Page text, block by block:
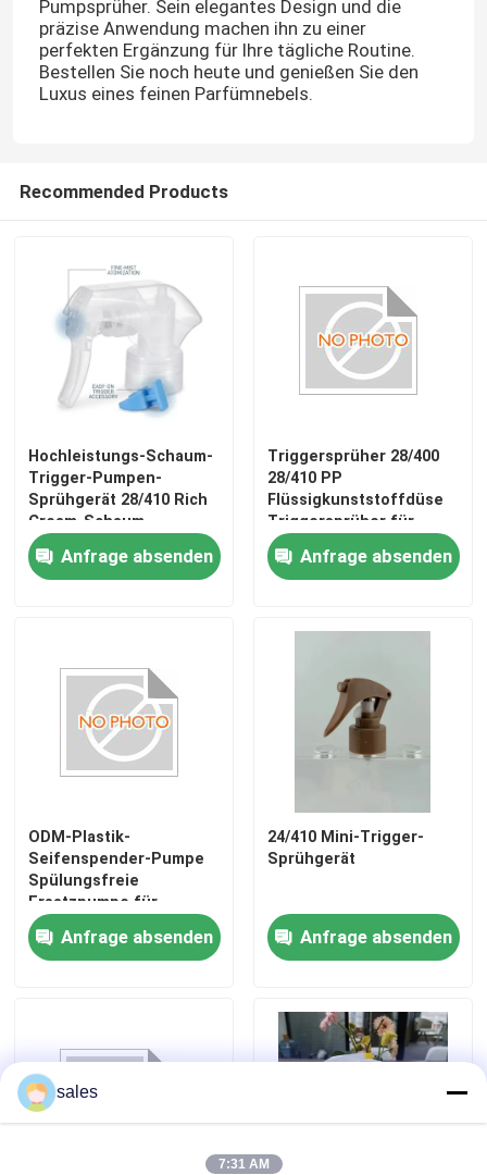
Heim
Über uns
Werksbesichtigung
Qualitätskontrolle
Kontakt mit uns
Nachrichten
Rechtssachen
Triggerpumpensprüher
Feiner Nebel-Pumpen-Sprüher
Tropfenzähler des ätherischen Öls
Lotions-Zufuhr-Pumpe
Kosmetische Behandlungs-Pumpen
Nagellack-Entferner-Pumpe
luftlose Pumpflasche
Pumpsprüher. Sein elegantes Design und die
präzise Anwendung machen ihn zu einer
perfekten Ergänzung für Ihre tägliche Routine.
Bestellen Sie noch heute und genießen Sie den
Luxus eines feinen Parfümnebels.
Recommended Products
Hochleistungs-Schaum-
Trigger-Pumpen-
Sprühgerät 28/410 Rich
Cream-Schaum-
Dispenser für
Badezimmer-
Anfrage absenden
Triggersprüher 28/400
28/410 PP
Flüssigkunststoffdüse
Triggersprüher für
Küchenreiniger SD109-
A2
Anfrage absenden
ODM-Plastik-
Seifenspender-Pumpe
Spülungsfreie
Ersatzpumpe für
Lotionsflasche K201-2
Anfrage absenden
24/410 Mini-Trigger-
Sprühgerät
Anfrage absenden
sales
7:31 AM